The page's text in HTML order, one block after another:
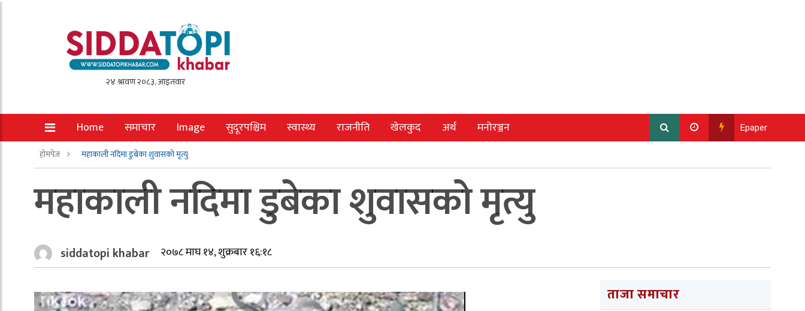
Home समाचार Image सुदूरपश्चिम स्वास्थ्य राजनीति खेलकुद अर्थ मनोरञ्जन Epaper
होमपेज महाकाली नदिमा डुबेका शुवासको मृत्यु
महाकाली नदिमा डुबेका शुवासको मृत्यु
siddatopi khabar २०७८ माघ १४, शुक्रबार १६:१८
ताजा समाचार